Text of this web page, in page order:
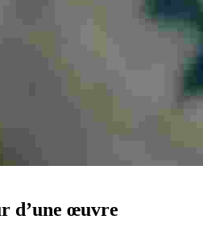
d’une œuvre